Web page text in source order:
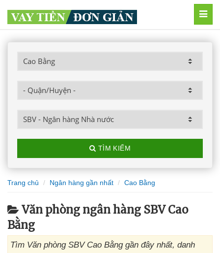
TÌM KIẾM
Trang chủ Ngân hàng gần nhất Cao Bằng
Văn phòng ngân hàng SBV Cao
Bằng
Tìm Văn phòng SBV Cao Bằng gần đây nhất, danh